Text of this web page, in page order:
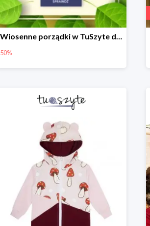
Wiosenne porządki w TuSzyte do -50%
50%